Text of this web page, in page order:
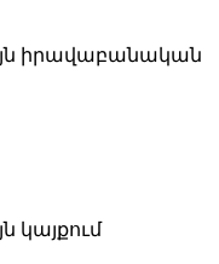
իրավաբանական
կայքում